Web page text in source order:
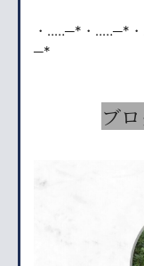
・‥…─*・‥…─*
─*
ブ